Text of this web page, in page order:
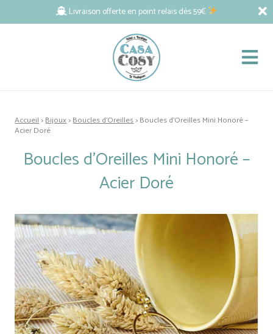
Livraison offerte en point relais dès 59€
Accueil>Bijoux>Boucles d'Oreilles> Boucles d’Oreilles Mini Honoré –
Acier Doré
Boucles d’Oreilles Mini Honoré –
Acier Doré